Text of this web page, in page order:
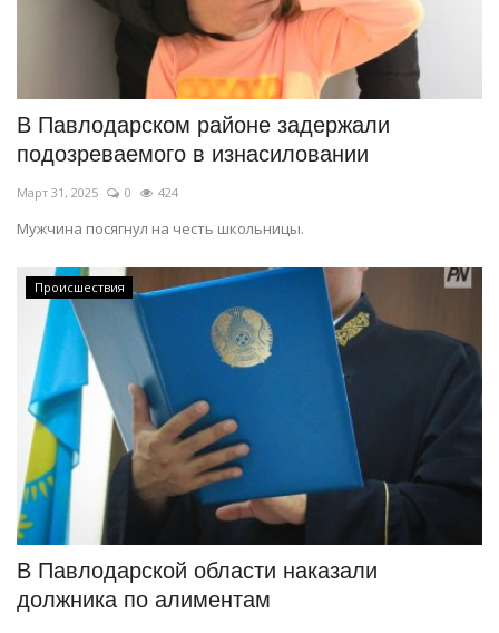
В Павлодарском районе задержали
подозреваемого в изнасиловании
Март 31, 2025 0 424
Мужчина посягнул на честь школьницы.
Происшествия
В Павлодарской области наказали
должника по алиментам